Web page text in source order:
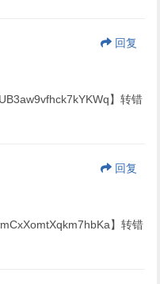
回复
】转错
回复
】转错